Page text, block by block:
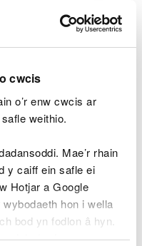
cwcis
o’r enw cwcis ar
weithio.
Mae’r rhain
y caiff ein safle ei
Hotjar a Google
hon i wella
bod yn fodlon â hyn.
eich dewis.
offeryn
Rheoleiddio
weithgaredd
Cymru o ddifri
o wir am bysgota
i wneud